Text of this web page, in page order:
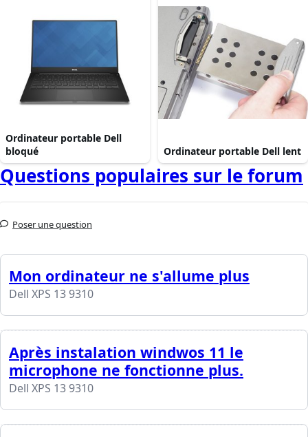
Ordinateur portable Dell
bloqué
Ordinateur portable Dell lent
Questions populaires sur le forum
Poser une question
Mon ordinateur ne s'allume plus
Dell XPS 13 9310
Après instalation windwos 11 le
microphone ne fonctionne plus.
Dell XPS 13 9310